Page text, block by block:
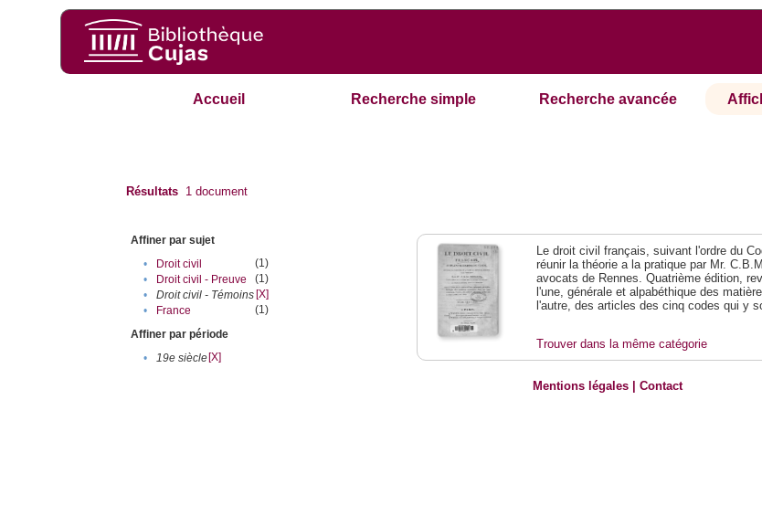
Accueil Recherche simple Recherche avancée
Résultats 1 document
Affiner par sujet
•
Droit civil
(1)
•
Droit civil - Preuve
(1)
•
Droit civil - Témoins [X]
•
France
(1)
Affiner par période
•
19e siècle[X]
Le droit civil français, suivant l'ordre du
réunir la théorie a la pratique par Mr.
avocats de Rennes. Quatrième édition,
l'une, générale et alpabéthique des
l'autre, des articles des cinq codes qui y
Trouver dans la même catégorie
Mentions légales |Contact